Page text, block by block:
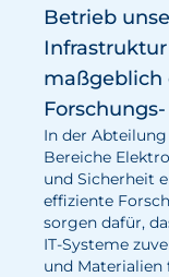
Gute
Open
Gremien
Unser
Betrieb
maßgeblich
In der
Bereiche
und Sicherheit
effiziente
sorgen dafür,
IT-Systeme
und Materialien